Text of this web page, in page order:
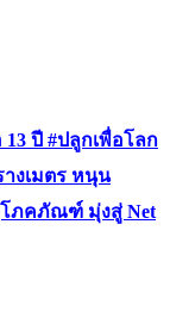
ปี #ปลูกเพื่อโลก
างเมตร หนุน
โภคภัณฑ์ มุ่งสู่ Net